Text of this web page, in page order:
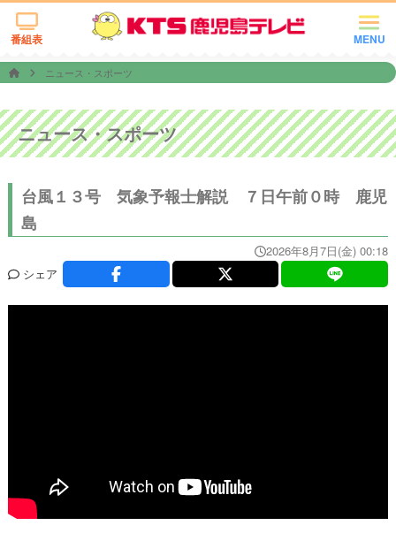
MENU
番組表
ニュース・スポーツ
ニュース・スポーツ
台風１３号 気象予報士解説 ７日午前０時 鹿児
島
2026年8月7日(金) 00:18
シェア